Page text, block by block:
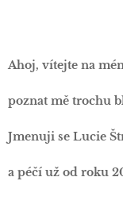
Ahoj, vítejte na
poznat mě trochu
Jmenuji se Lucie
a péčí už od roku